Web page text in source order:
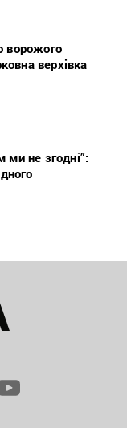
ворожого
верхівка
ми не згодні”: